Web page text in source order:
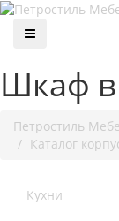
Шкаф
Петростиль
Каталог
Кухни